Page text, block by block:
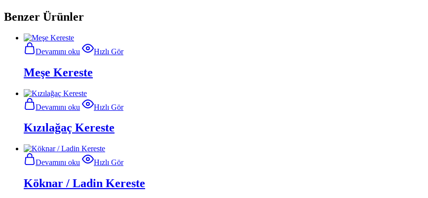
Benzer Ürünler
Devamını oku Hızlı Gör
Meşe Kereste
Devamını oku Hızlı Gör
Kızılağaç Kereste
Devamını oku Hızlı Gör
Köknar / Ladin Kereste